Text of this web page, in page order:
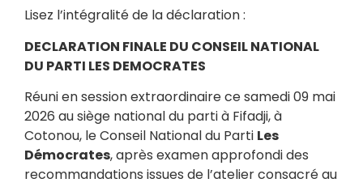
Lisez l’intégralité de la déclaration :
DECLARATION FINALE DU CONSEIL NATIONAL
DU PARTI LES DEMOCRATES
Réuni en session extraordinaire ce samedi 09 mai
2026 au siège national du parti à Fifadji, à
Cotonou, le Conseil National du Parti Les
Démocrates, après examen approfondi des
recommandations issues de l’atelier consacré au